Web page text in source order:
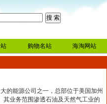
购物名站 海淘网站
的能源公司之一，总部位于美国加州
业务范围渗透石油及天然气工业的